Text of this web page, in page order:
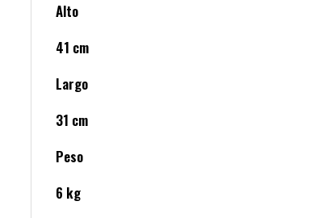
Alto
41 cm
Largo
31 cm
Peso
6 kg